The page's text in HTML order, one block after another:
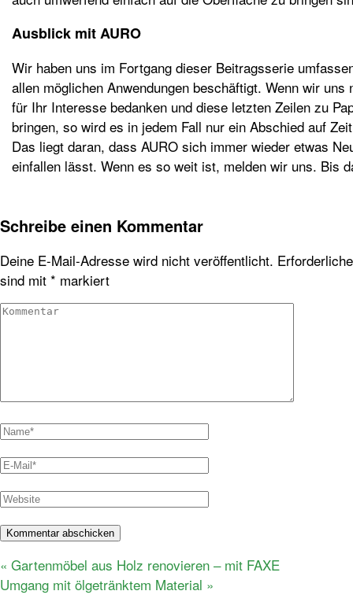
Ausblick mit AURO
Wir haben uns im Fortgang dieser Beitragsserie
allen möglichen Anwendungen beschäftigt. Wenn wir uns
für Ihr Interesse bedanken und diese letzten Zeilen zu
bringen, so wird es in jedem Fall nur ein Abschied auf
Das liegt daran, dass AURO sich immer wieder etwas
einfallen lässt. Wenn es so weit ist, melden wir uns. Bis
Schreibe einen Kommentar
Deine E-Mail-Adresse wird nicht veröffentlicht.
sind mit * markiert
Beitragsnavigation
« Vorheriger
Beitrag:
Gartenmöbel aus Holz renovieren – mit FAXE
Nächster
Umgang mit ölgetränktem Material »